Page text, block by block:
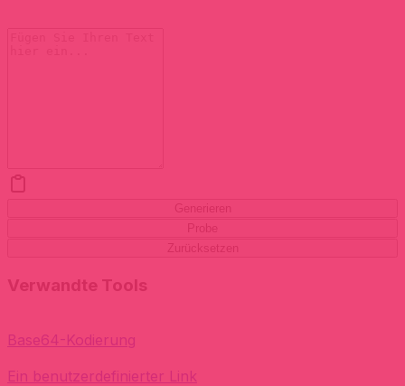
Generieren
Probe
Zurücksetzen
Verwandte Tools
Base64-Kodierung
Ein benutzerdefinierter Link